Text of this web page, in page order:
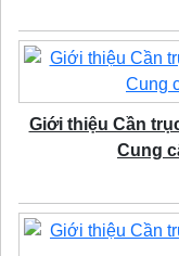
Giới thiệu Cần
Cung